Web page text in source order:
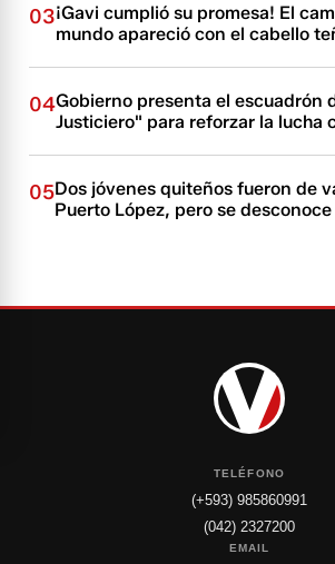
03¡Gavi cumplió su promesa! El
mundo apareció con el cabello
04Gobierno presenta el escuadrón
Justiciero" para reforzar la lucha
05Dos jóvenes quiteños fueron de
Puerto López, pero se
TELÉFONO
(+593) 985860991
(042) 2327200
EMAIL